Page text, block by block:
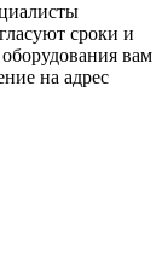
сроки и
вам
на адрес